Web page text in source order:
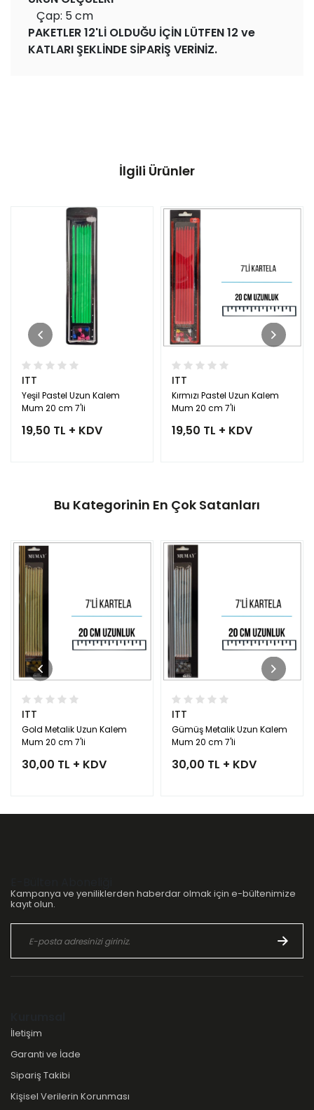
Çap: 5 cm
PAKETLER 12'Lİ OLDUĞU İÇİN LÜTFEN 12 ve
KATLARI ŞEKLİNDE SİPARİŞ VERİNİZ.
İlgili Ürünler
ITT
Yeşil Pastel Uzun Kalem
Mum 20 cm 7'li
19,50 TL + KDV
ITT
Kırmızı Pastel Uzun Kalem
Mum 20 cm 7'li
19,50 TL + KDV
Bu Kategorinin En Çok Satanları
ITT
Gold Metalik Uzun Kalem
Mum 20 cm 7'li
30,00 TL + KDV
ITT
Gümüş Metalik Uzun Kalem
Mum 20 cm 7'li
30,00 TL + KDV
Kampanya ve yeniliklerden haberdar olmak için e-bültenimize
kayıt olun.
İletişim
Garanti ve İade
Sipariş Takibi
Kişisel Verilerin Korunması